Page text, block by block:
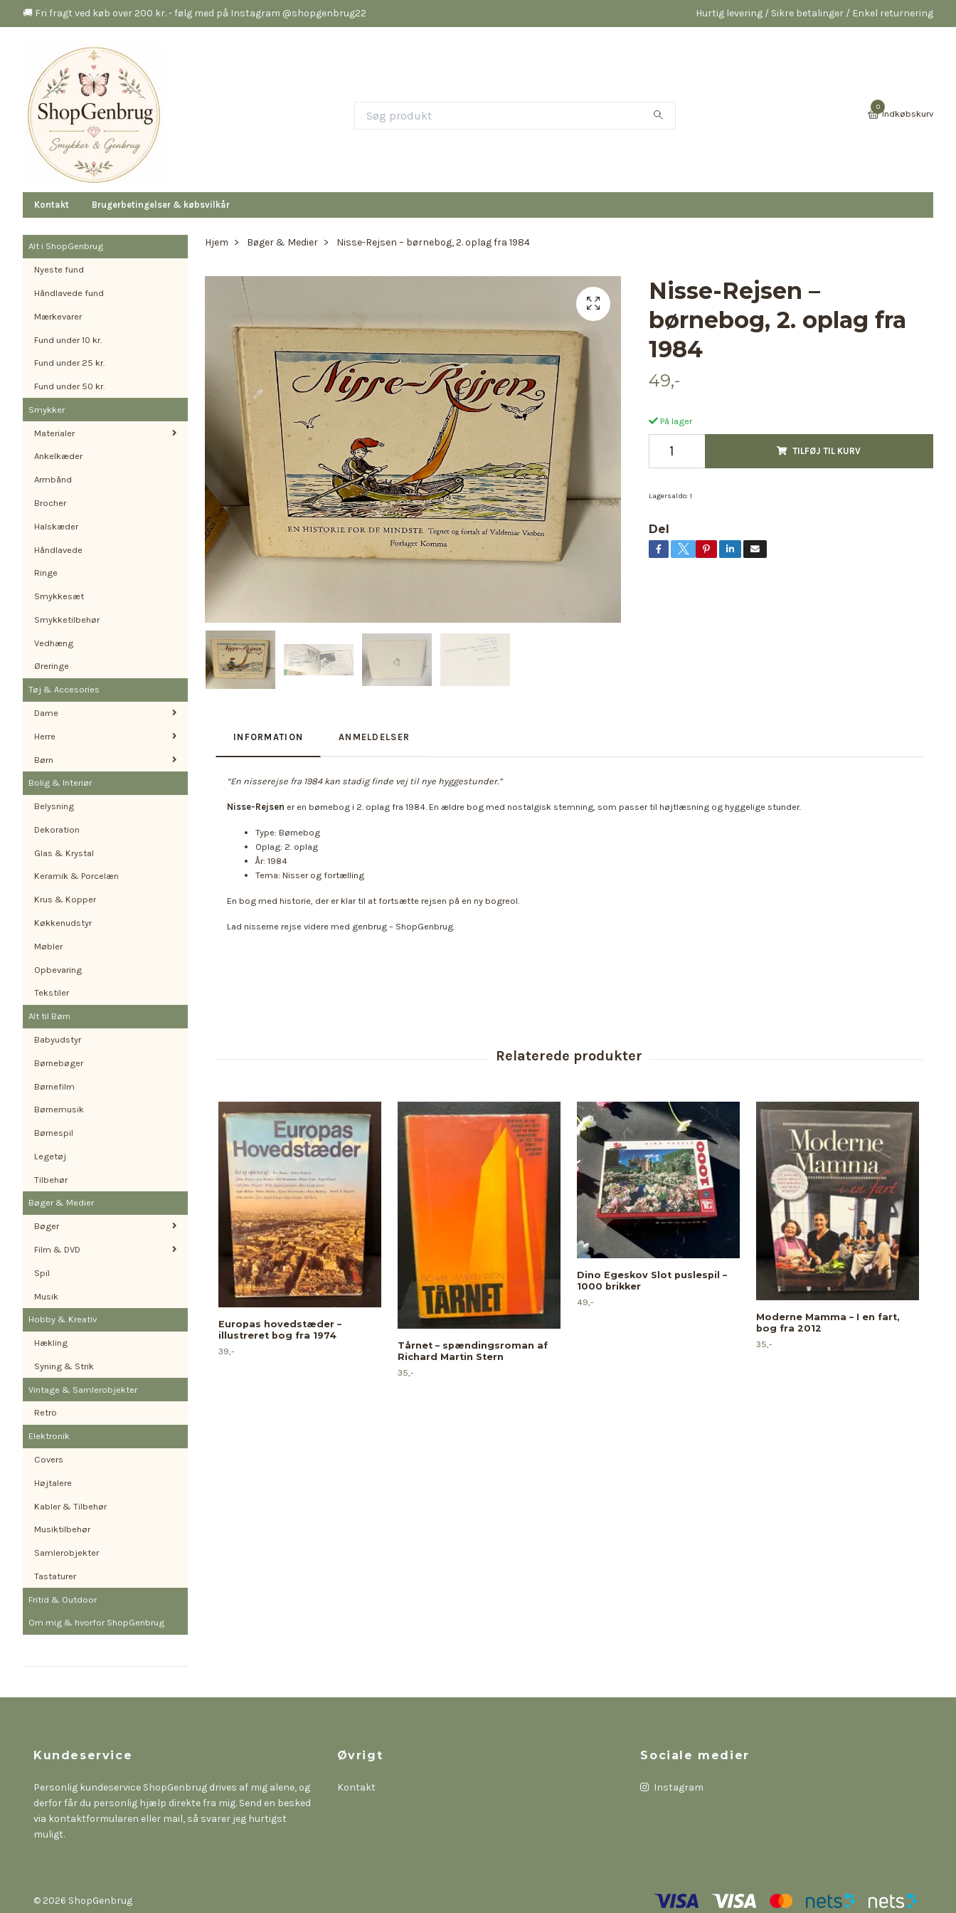
🚚 Fri fragt ved køb over 200 kr. - følg med på Instagram @shopgenbrug22 Hurtig levering / Sikre betalinger / Enkel returnering
0
Indkøbskurv
Kontakt Brugerbetingelser & købsvilkår
Alt i ShopGenbrug
Nyeste fund
Håndlavede fund
Mærkevarer
Fund under 10 kr.
Fund under 25 kr.
Fund under 50 kr.
Smykker
Materialer
Ankelkæder
Armbånd
Brocher
Halskæder
Håndlavede
Ringe
Smykkesæt
Smykketilbehør
Vedhæng
Øreringe
Tøj & Accesories
Dame
Herre
Børn
Bolig & Interiør
Belysning
Dekoration
Glas & Krystal
Keramik & Porcelæn
Krus & Kopper
Køkkenudstyr
Møbler
Opbevaring
Tekstiler
Alt til Børn
Babyudstyr
Børnebøger
Børnefilm
Børnemusik
Børnespil
Legetøj
Tilbehør
Bøger & Medier
Bøger
Film & DVD
Spil
Musik
Hobby & Kreativ
Hækling
Syning & Strik
Vintage & Samlerobjekter
Retro
Elektronik
Covers
Højtalere
Kabler & Tilbehør
Musiktilbehør
Samlerobjekter
Tastaturer
Fritid & Outdoor
Om mig & hvorfor ShopGenbrug
Hjem Bøger & Medier Nisse-Rejsen – børnebog, 2. oplag fra 1984
Nisse-Rejsen –
børnebog, 2. oplag fra
1984
49,-
På lager
TILFØJ TIL KURV
Lagersaldo: 1
Del
INFORMATION ANMELDELSER
“En nisserejse fra 1984 kan stadig finde vej til nye hyggestunder.”
Nisse-Rejsen er en børnebog i 2. oplag fra 1984. En ældre bog med nostalgisk stemning, som passer til højtlæsning og hyggelige stunder.
Type: Børnebog
Oplag: 2. oplag
År: 1984
Tema: Nisser og fortælling
En bog med historie, der er klar til at fortsætte rejsen på en ny bogreol.
Lad nisserne rejse videre med genbrug – ShopGenbrug.
Europas hovedstæder –
illustreret bog fra 1974
39,-
Tårnet – spændingsroman af
Richard Martin Stern
35,-
Dino Egeskov Slot puslespil –
1000 brikker
49,-
Moderne Mamma – I en fart,
bog fra 2012
35,-
Kundeservice
Personlig kundeservice ShopGenbrug drives af mig alene, og
derfor får du personlig hjælp direkte fra mig. Send en besked
via kontaktformularen eller mail, så svarer jeg hurtigst
muligt.
Øvrigt
Kontakt
Sociale medier
Instagram
© 2026 ShopGenbrug